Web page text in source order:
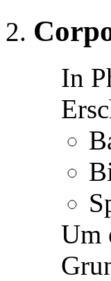
In
Um